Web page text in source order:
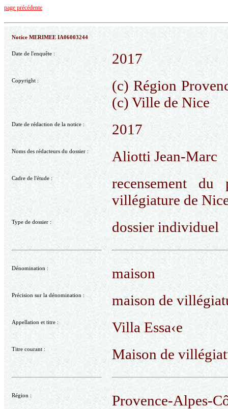
page précédente
Notice MERIMEE IA06003244
Date de l'enquête : 2017
Copyright :
(c) Région
(c) Ville de Nice
Date de rédaction de la notice : 2017
Noms des rédacteurs du dossier : Aliotti Jean-Marc
Cadre de l'étude :
recensement
villégiature de
Type de dossier : dossier individuel
Dénomination : maison
Précision sur la dénomination : maison de
Appellation et titre : Villa Essa‹e
Titre courant : Maison de
Région : Provence-Alpes-